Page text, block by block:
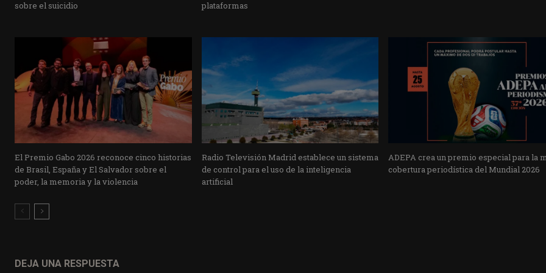
sobre el suicidio
plataformas
El Premio Gabo 2026 reconoce cinco historias
de Brasil, España y El Salvador sobre el
poder, la memoria y la violencia
Radio Televisión Madrid establece un sistema
de control para el uso de la inteligencia
artificial
ADEPA crea un premio especial para la
cobertura periodística del Mundial 2026
DEJA UNA RESPUESTA